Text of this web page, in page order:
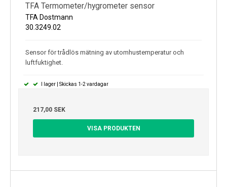
TFA Termometer/hygrometer sensor
TFA Dostmann
30.3249.02
Sensor för trådlös mätning av utomhustemperatur och
luftfuktighet.
I lager | Skickas 1-2 vardagar
217,00 SEK
VISA PRODUKTEN